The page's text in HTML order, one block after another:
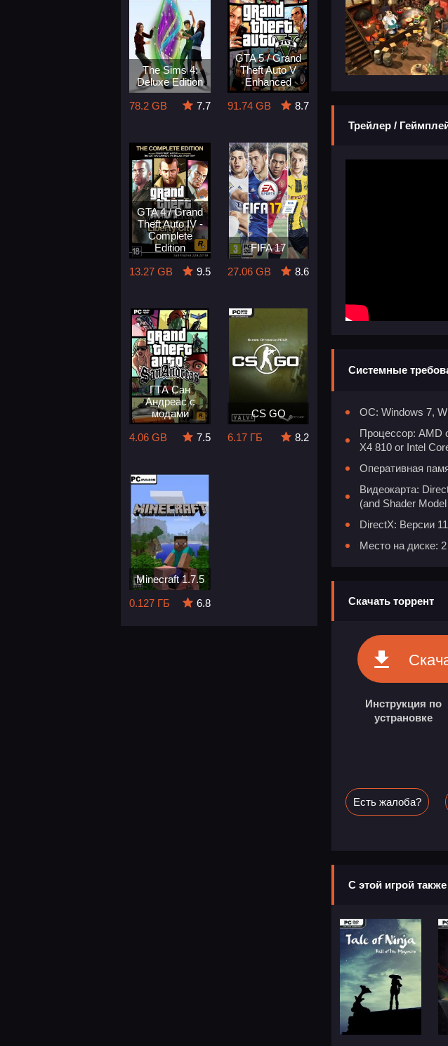
The Sims 4:
Deluxe Edition
78.2 GB
7.7
GTA 5 / Grand
Theft Auto V
Enhanced
91.74 GB
8.7
GTA 4 / Grand
Theft Auto IV -
Complete
Edition
13.27 GB
9.5
FIFA 17
27.06 GB
8.6
ГТА Сан
Андреас с
модами
4.06 GB
7.5
CS GO
6.17 ГБ
8.2
Minecraft 1.7.5
0.127 ГБ
6.8
Трейлер /
Системные
ОС: Windows 7,
Процессор: AMD
X4 810 or Intel
Оперативная
Видеокарта:
(and Shader
DirectX: Версии 11
Место на диске:
Скачать торрент
Инструкция по
устрановке
Есть жалоба?
С этой игрой